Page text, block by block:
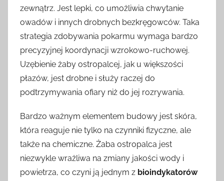
zewnątrz. Jest lepki, co umożliwia chwytanie
owadów i innych drobnych bezkręgowców. Taka
strategia zdobywania pokarmu wymaga bardzo
precyzyjnej koordynacji wzrokowo-ruchowej.
Uzębienie żaby ostropalcej, jak u większości
płazów, jest drobne i służy raczej do
podtrzymywania ofiary niż do jej rozrywania.
Bardzo ważnym elementem budowy jest skóra,
która reaguje nie tylko na czynniki fizyczne, ale
także na chemiczne. Żaba ostropalca jest
niezwykle wrażliwa na zmiany jakości wody i
powietrza, co czyni ją jednym z bioindykatorów